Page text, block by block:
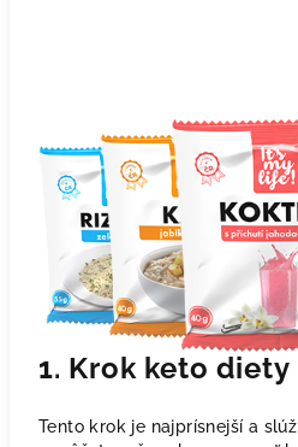
1. Krok keto diety
Tento krok je najprísnejší a